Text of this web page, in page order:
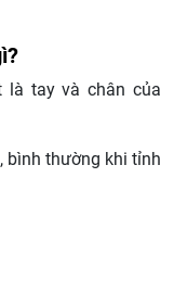
là tay và chân của
bình thường khi tỉnh